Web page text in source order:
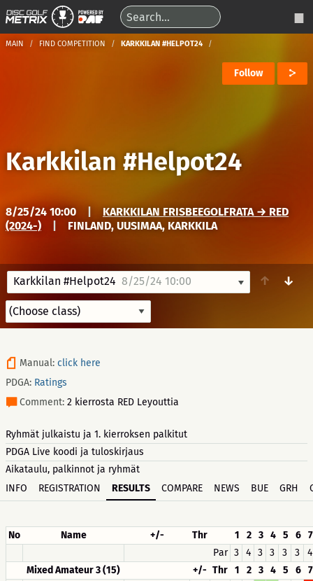
MAIN FIND COMPETITION KARKKILAN #HELPOT24
Follow
Karkkilan #Helpot24
8/25/24 10:00
KARKKILAN FRISBEEGOLFRATA → RED
(2024-)
FINLAND, UUSIMAA, KARKKILA
Karkkilan #Helpot24 8/25/24 10:00 ↑ ↓
Manual: click here
PDGA: Ratings
Comment: 2 kierrosta RED Leyouttia
Ryhmät julkaistu ja 1. kierroksen palkitut
PDGA Live koodi ja tuloskirjaus
Aikataulu, palkinnot ja ryhmät
INFO
REGISTRATION RESULTS COMPARE NEWS BUE GRH
No Name +/- Thr 1 2 3 4 5 6 7
Par 3 4 3 3 3 3
4
Mixed Amateur 3 (15)
+/- Thr 1 2 3 4 5 6 7